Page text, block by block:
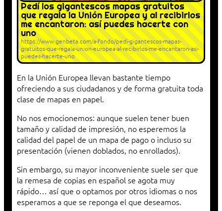
Pedí los gigantescos mapas gratuitos
que regala la Unión Europea y al recibirlos
me encantaron: así puedes hacerte con
uno
https://www.genbeta.com/a-fondo/pedi-gigantescos-mapas-
gratuitos-que-regala-union-europea-al-recibirlos-me-encantaron-asi-
puedes-hacerte-uno
En la Unión Europea llevan bastante tiempo
ofreciendo a sus ciudadanos y de forma gratuita toda
clase de mapas en papel.
No nos emocionemos: aunque suelen tener buen
tamaño y calidad de impresión, no esperemos la
calidad del papel de un mapa de pago o incluso su
presentación (vienen doblados, no enrollados).
Sin embargo, su mayor inconveniente suele ser que
la remesa de copias en español se agota muy
rápido… así que o optamos por otros idiomas o nos
esperamos a que se reponga el que deseamos.